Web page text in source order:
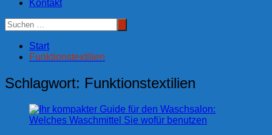
Kontakt
Start
Funktionstextilien
Schlagwort: Funktionstextilien